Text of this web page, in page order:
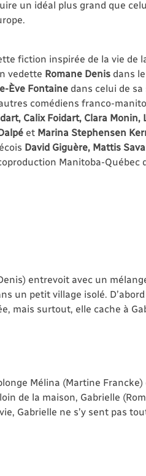
un idéal plus grand que
fiction inspirée de la vie de
vedette Romane Denis dans
Ève Fontaine dans celui de
comédiens franco-
Calix Foidart, Clara Monin,
et Marina Stephensen
David Giguère, Mattis
Manitoba-Québec
entrevoit avec un
un petit village isolé.
mais surtout, elle cache à
Mélina (Martine
de la maison, Gabrielle
Gabrielle ne s’y sent pas